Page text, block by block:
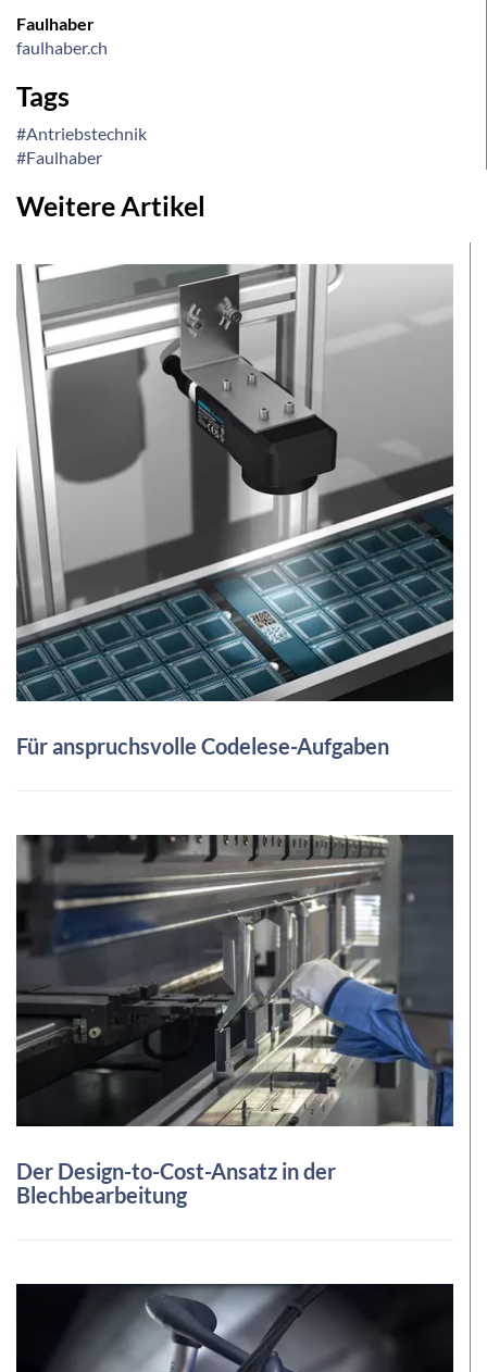
Faulhaber
faulhaber.ch
Tags
#Antriebstechnik
#Faulhaber
Weitere Artikel
Für anspruchsvolle Codelese-Aufgaben
Der Design-to-Cost-Ansatz in der
Blechbearbeitung